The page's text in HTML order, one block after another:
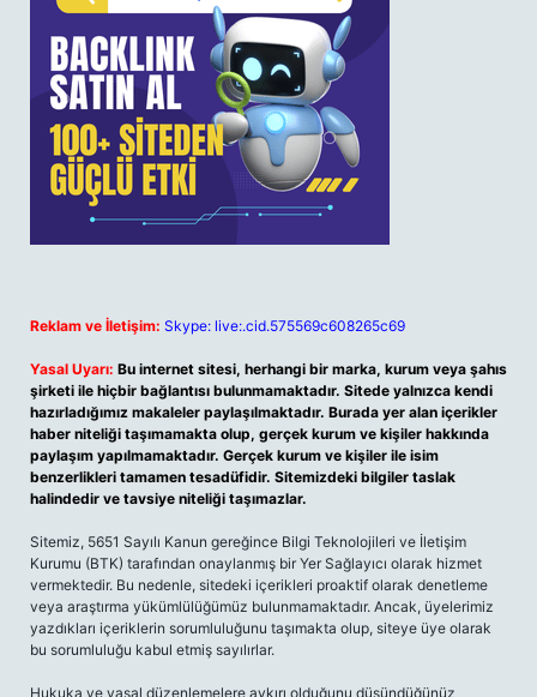
Reklam ve İletişim: Skype: live:.cid.575569c608265c69
Yasal Uyarı: Bu internet sitesi, herhangi bir marka, kurum veya şahıs
şirketi ile hiçbir bağlantısı bulunmamaktadır. Sitede yalnızca kendi
hazırladığımız makaleler paylaşılmaktadır. Burada yer alan içerikler
haber niteliği taşımamakta olup, gerçek kurum ve kişiler hakkında
paylaşım yapılmamaktadır. Gerçek kurum ve kişiler ile isim
benzerlikleri tamamen tesadüfidir. Sitemizdeki bilgiler taslak
halindedir ve tavsiye niteliği taşımazlar.
Sitemiz, 5651 Sayılı Kanun gereğince Bilgi Teknolojileri ve İletişim
Kurumu (BTK) tarafından onaylanmış bir Yer Sağlayıcı olarak hizmet
vermektedir. Bu nedenle, sitedeki içerikleri proaktif olarak denetleme
veya araştırma yükümlülüğümüz bulunmamaktadır. Ancak, üyelerimiz
yazdıkları içeriklerin sorumluluğunu taşımakta olup, siteye üye olarak
bu sorumluluğu kabul etmiş sayılırlar.
Hukuka ve yasal düzenlemelere aykırı olduğunu düşündüğünüz